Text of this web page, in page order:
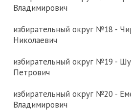
Владимирович
избирательный округ №18 -
Николаевич
избирательный округ №19 -
Петрович
избирательный округ №20 -
Владимирович